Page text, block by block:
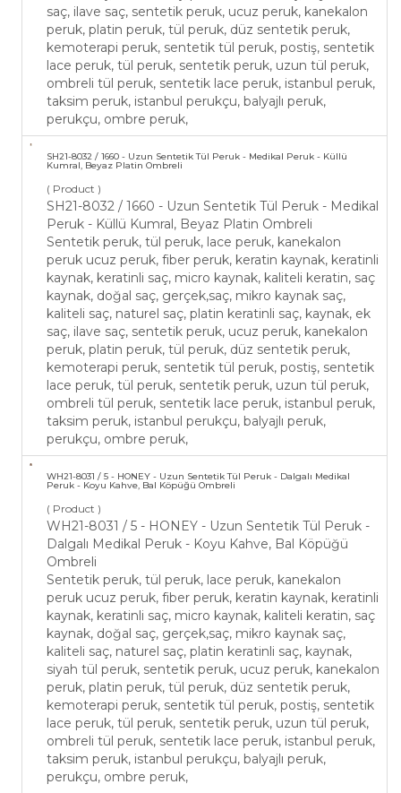
saç, ilave saç, sentetik peruk, ucuz peruk, kanekalon
peruk, platin peruk, tül peruk, düz sentetik peruk,
kemoterapi peruk, sentetik tül peruk, postiş, sentetik
lace peruk, tül peruk, sentetik peruk, uzun tül peruk,
ombreli tül peruk, sentetik lace peruk, istanbul peruk,
taksim peruk, istanbul perukçu, balyajlı peruk,
perukçu, ombre peruk,
SH21-​8032 / 1660 - Uzun Sentetik Tül Peruk - ​Medikal Peruk - Küllü
Kumral, Beyaz Platin Ombreli
( Product )
SH21-​8032 / 1660 - Uzun Sentetik Tül Peruk - ​Medikal
Peruk - Küllü Kumral, Beyaz Platin Ombreli
Sentetik peruk, tül peruk, lace peruk, kanekalon
peruk ucuz peruk, fiber peruk, keratin kaynak, keratinli
kaynak, keratinli saç, micro kaynak, kaliteli keratin, saç
kaynak, doğal saç, gerçek,saç, mikro kaynak saç,
kaliteli saç, naturel saç, platin keratinli saç, kaynak, ek
saç, ilave saç, sentetik peruk, ucuz peruk, kanekalon
peruk, platin peruk, tül peruk, düz sentetik peruk,
kemoterapi peruk, sentetik tül peruk, postiş, sentetik
lace peruk, tül peruk, sentetik peruk, uzun tül peruk,
ombreli tül peruk, sentetik lace peruk, istanbul peruk,
taksim peruk, istanbul perukçu, balyajlı peruk,
perukçu, ombre peruk,
WH21-​8031 / 5 - HONEY - Uzun Sentetik Tül Peruk - Dalgalı ​Medikal
Peruk - Koyu Kahve, Bal Köpüğü Ombreli
( Product )
WH21-​8031 / 5 - HONEY - Uzun Sentetik Tül Peruk -
Dalgalı ​Medikal Peruk - Koyu Kahve, Bal Köpüğü
Ombreli
Sentetik peruk, tül peruk, lace peruk, kanekalon
peruk ucuz peruk, fiber peruk, keratin kaynak, keratinli
kaynak, keratinli saç, micro kaynak, kaliteli keratin, saç
kaynak, doğal saç, gerçek,saç, mikro kaynak saç,
kaliteli saç, naturel saç, platin keratinli saç, kaynak,
siyah tül peruk, sentetik peruk, ucuz peruk, kanekalon
peruk, platin peruk, tül peruk, düz sentetik peruk,
kemoterapi peruk, sentetik tül peruk, postiş, sentetik
lace peruk, tül peruk, sentetik peruk, uzun tül peruk,
ombreli tül peruk, sentetik lace peruk, istanbul peruk,
taksim peruk, istanbul perukçu, balyajlı peruk,
perukçu, ombre peruk,